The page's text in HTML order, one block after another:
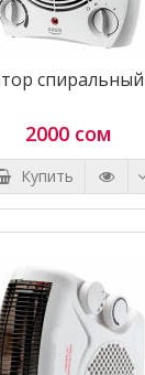
спиральный
2000 сом
Купить